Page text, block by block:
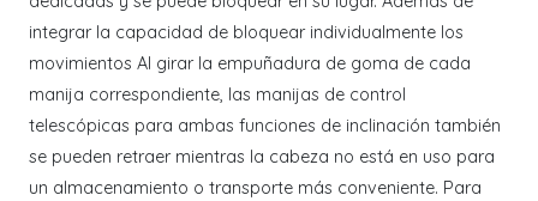
integrar la capacidad de bloquear individualmente los
movimientos Al girar la empuñadura de goma de cada
manija correspondiente, las manijas de control
telescópicas para ambas funciones de inclinación también
se pueden retraer mientras la cabeza no está en uso para
un almacenamiento o transporte más conveniente. Para